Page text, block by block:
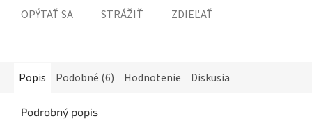
OPÝTAŤ SA STRÁŽIŤ ZDIEĽAŤ
Popis Podobné (6) Hodnotenie Diskusia
Podrobný popis